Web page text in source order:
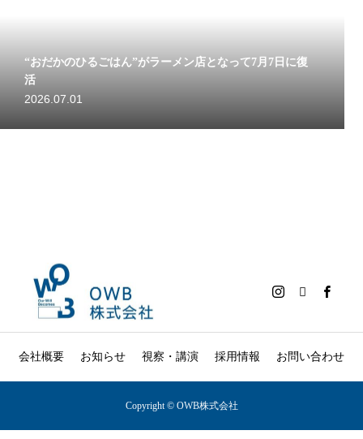
“おだかのひるごはん”がラーメン店となって7月7日に復
活
2026.07.01
会社概要 お知らせ 視察・講演 採用情報 お問い合わせ
Copyright © OWB株式会社